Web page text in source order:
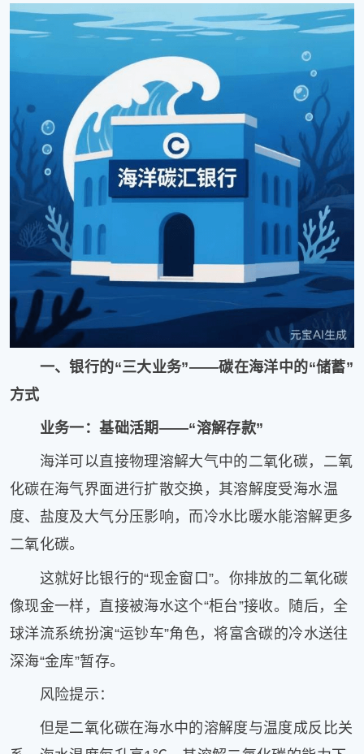
一、银行的“三大业务”——碳在海洋中的“储蓄”
方式
业务一：基础活期——“溶解存款”
海洋可以直接物理溶解大气中的二氧化碳，二氧
化碳在海气界面进行扩散交换，其溶解度受海水温
度、盐度及大气分压影响，而冷水比暖水能溶解更多
二氧化碳。
这就好比银行的“现金窗口”。你排放的二氧化碳
像现金一样，直接被海水这个“柜台”接收。随后，全
球洋流系统扮演“运钞车”角色，将富含碳的冷水送往
深海“金库”暂存。
风险提示：
但是二氧化碳在海水中的溶解度与温度成反比关